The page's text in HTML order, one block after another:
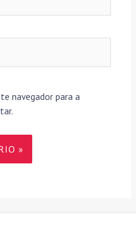
navegador para a